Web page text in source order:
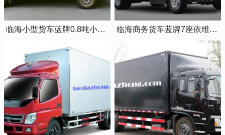
临海小型货车蓝牌0.8吨小卡车 临海商务货车蓝牌7座依维柯全顺车